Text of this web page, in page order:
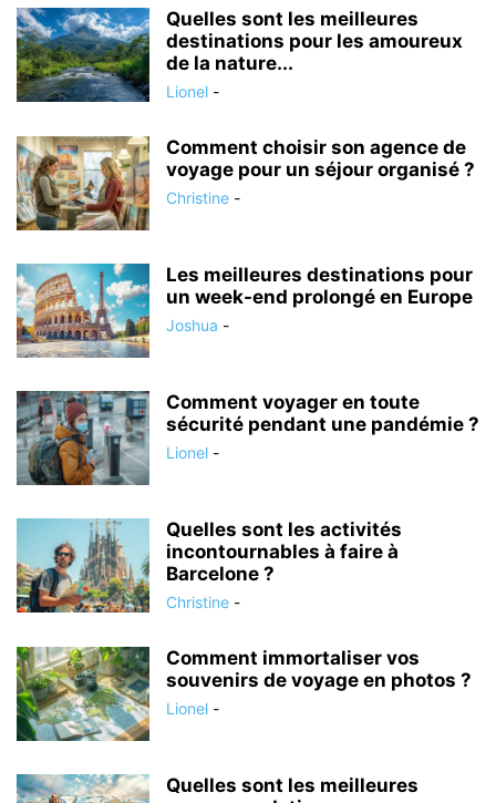
Quelles sont les meilleures
destinations pour les amoureux
de la nature...
Lionel -
Comment choisir son agence de
voyage pour un séjour organisé ?
Christine -
Les meilleures destinations pour
un week-end prolongé en Europe
Joshua -
Comment voyager en toute
sécurité pendant une pandémie ?
Lionel -
Quelles sont les activités
incontournables à faire à
Barcelone ?
Christine -
Comment immortaliser vos
souvenirs de voyage en photos ?
Lionel -
Quelles sont les meilleures